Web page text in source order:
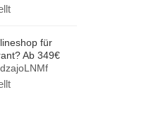
für
Ab 349€